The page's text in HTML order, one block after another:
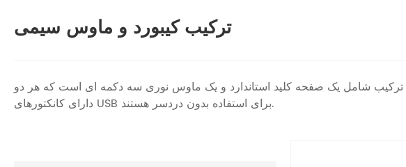
ترکیب کیبورد و ماوس سیمی
شامل یک صفحه کلید استاندارد و یک ماوس نوری سه دکمه ای است که هر دو
دارای کانکتورهای USB برای استفاده بدون دردسر هستند.